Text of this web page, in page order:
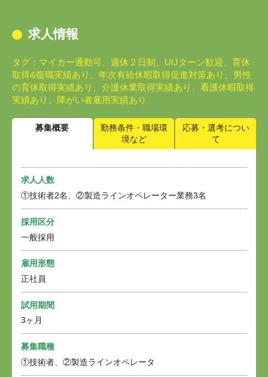
求人情報
タグ：マイカー通勤可、週休２日制、UIJターン歓迎、育休
取得&復職実績あり、年次有給休暇取得促進対策あり、男性
の育休取得実績あり、介護休業取得実績あり、看護休暇取得
実績あり、障がい者雇用実績あり
募集概要
勤務条件・職場環
境など
応募・選考につい
て
求人人数
①技術者2名、②製造ラインオペレーター業務3名
採用区分
一般採用
雇用形態
正社員
試用期間
3ヶ月
募集職種
①技術者、②製造ラインオペレータ